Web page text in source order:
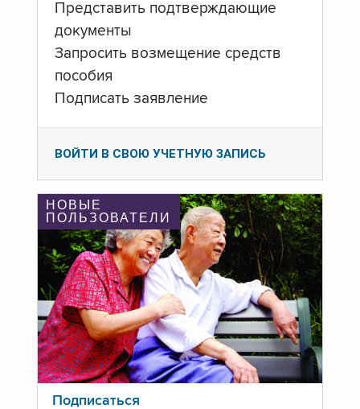
Представить подтверждающие
документы
Запросить возмещение средств
пособия
Подписать заявление
ВОЙТИ В СВОЮ УЧЕТНУЮ ЗАПИСЬ
НОВЫЕ
ПОЛЬЗОВАТЕЛИ
Подписаться